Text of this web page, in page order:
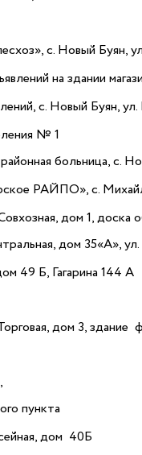
с. Новый Буян,
на здании
с. Новый Буян, ул.
№ 1
больница, с.
РАЙПО», с.
дом 1, доска
дом 35«А»,
49 Б, Гагарина 144 А
дом 3, здание
пункта
дом 40Б